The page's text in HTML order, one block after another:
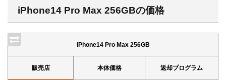
iPhone14 Pro Max 256GBの価格
iPhone14 Pro Max 256GB
販売店 本体価格 返却プログラム